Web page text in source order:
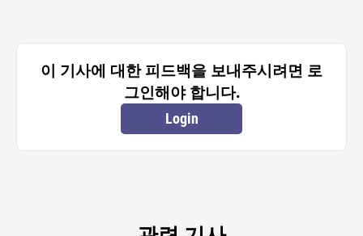
이 기사에 대한 피드백을 보내주시려면 로
그인해야 합니다.
Login